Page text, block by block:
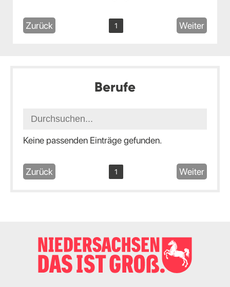
Zurück 1 Weiter
Berufe
Keine passenden Einträge gefunden.
Zurück 1 Weiter